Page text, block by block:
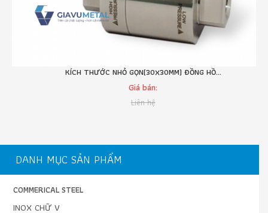
KÍCH THƯỚC NHỎ GỌN(30X30MM) ĐỒNG HỒ...
Giá bán:
Liên hệ
DANH MỤC SẢN PHẨM
COMMERICAL STEEL
INOX CHỮ V